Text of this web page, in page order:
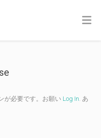
が必要です。お願い Log In. あ